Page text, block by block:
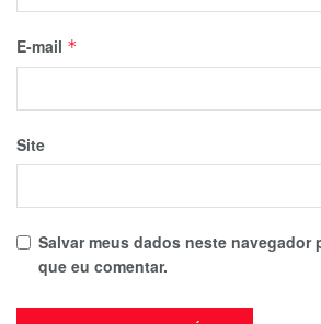
E-mail *
Site
Salvar meus dados neste navegador
que eu comentar.